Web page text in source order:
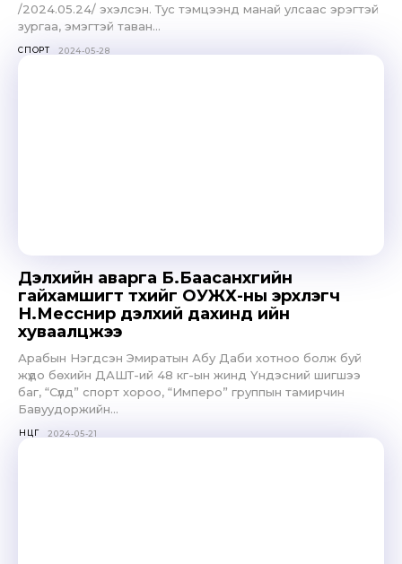
/2024.05.24/ эхэлсэн. Тус тэмцээнд манай улсаас эрэгтэй
зургаа, эмэгтэй таван...
СПОРТ 2024-05-28
Дэлхийн аварга Б.Баасанхүүгийн
гайхамшигт түүхийг ОУЖХ-ны эрхлэгч
Н.Месснир дэлхий дахинд ийн
хуваалцжээ
Арабын Нэгдсэн Эмиратын Абу Даби хотноо болж буй
жүдо бөхийн ДАШТ-ий 48 кг-ын жинд Үндэсний шигшээ
баг, “Сүлд” спорт хороо, “Имперо” группын тамирчин
Бавуудоржийн...
ӨНЦӨГ 2024-05-21